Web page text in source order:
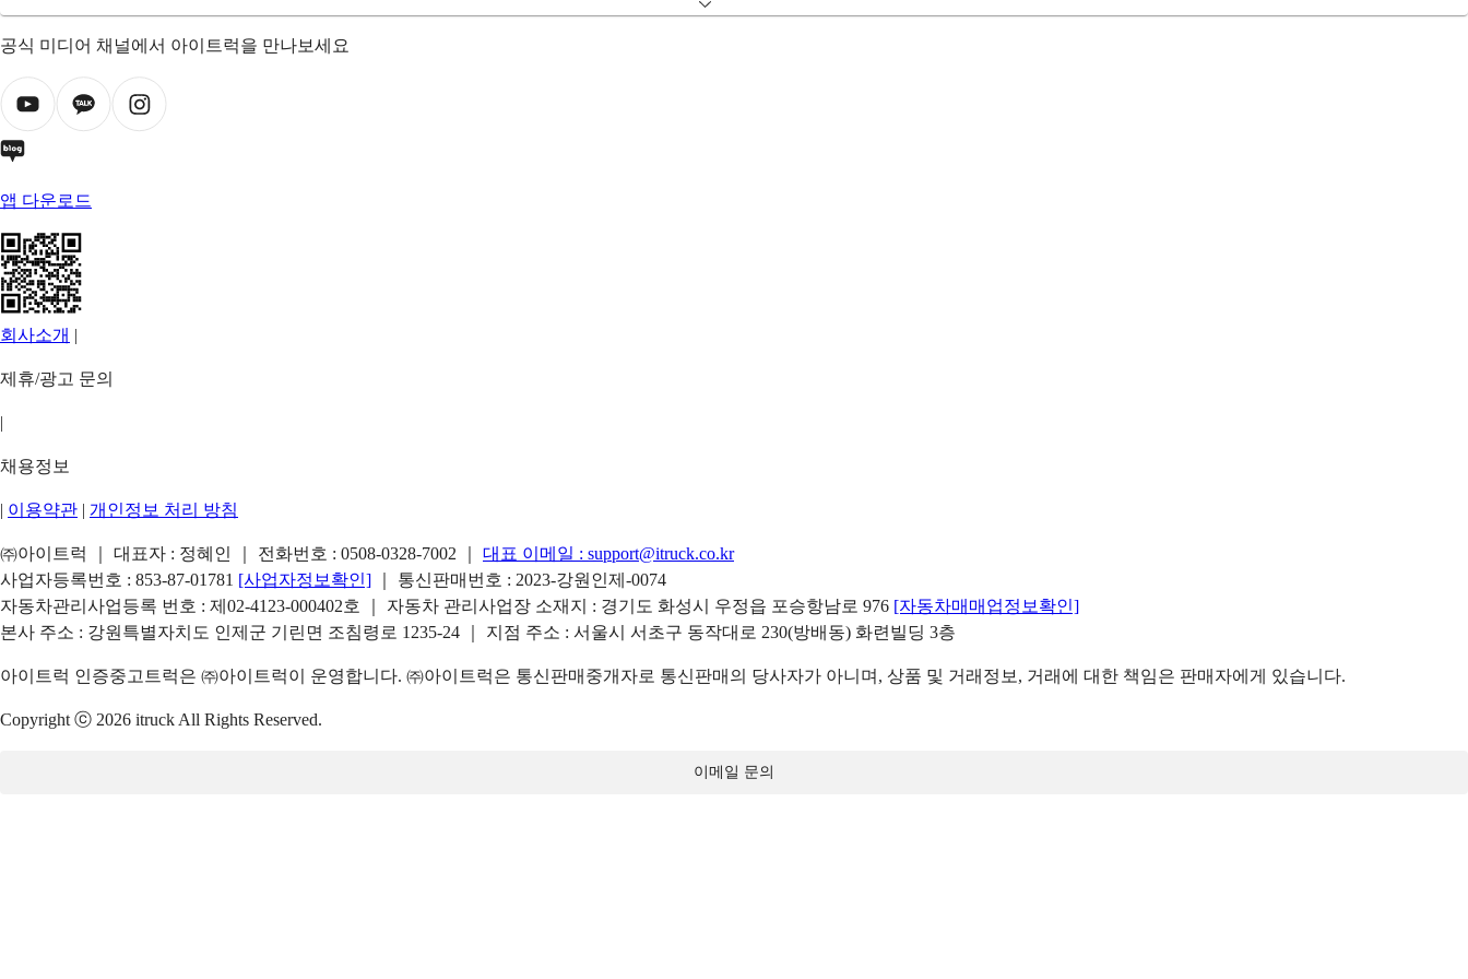
공식 미디어 채널에서 아이트럭을 만나보세요
앱 다운로드
회사소개 |
제휴/광고 문의
|
채용정보
| 이용약관 | 개인정보 처리 방침
㈜아이트럭 ｜ 대표자 : 정혜인 ｜ 전화번호 : 0508-0328-7002 대표 이메일 : support@itruck.co.kr
사업자등록번호 : 853-87-01781 [사업자정보확인]
｜ 통신판매번호 : 2023-강원인제-0074
자동차관리사업등록 번호 : 제02-4123-000402호 ｜ 자동차 관리사업장 소재지 : 경기도 화성시 우정읍 포승항남로 976 [자동차매매업정보확인]
본사 주소 : 강원특별자치도 인제군 기린면 조침령로 1235-24 ｜ 지점 주소 : 서울시 서초구 동작대로 230(방배동) 화련빌딩 3층
아이트럭 인증중고트럭은 ㈜아이트럭이 운영합니다. ㈜아이트럭은 통신판매중개자로 통신판매의 당사자가 아니며, 상품 및 거래정보, 거래에 대한 책임은 판매자에게 있습니다.
Copyright ⓒ 2026 itruck All Rights Reserved.
이메일 문의